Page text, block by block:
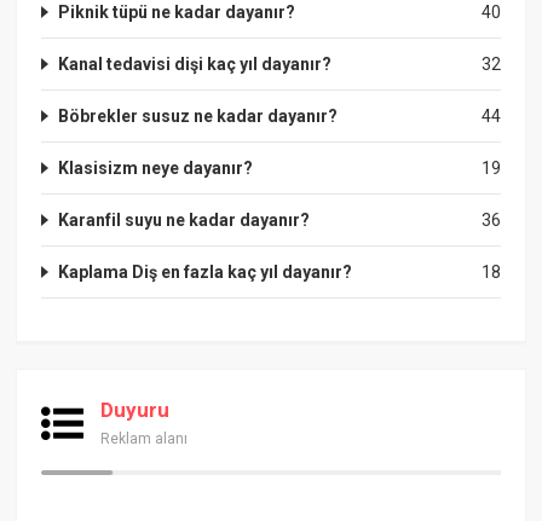
40
Piknik tüpü ne kadar dayanır?
32
Kanal tedavisi dişi kaç yıl dayanır?
44
Böbrekler susuz ne kadar dayanır?
19
Klasisizm neye dayanır?
36
Karanfil suyu ne kadar dayanır?
18
Kaplama Diş en fazla kaç yıl dayanır?
Duyuru
Reklam alanı